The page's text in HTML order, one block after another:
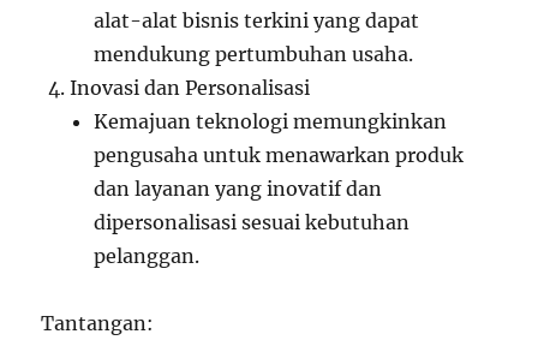
alat-alat bisnis terkini yang dapat
mendukung pertumbuhan usaha.
Inovasi dan Personalisasi
Kemajuan teknologi memungkinkan
pengusaha untuk menawarkan produk
dan layanan yang inovatif dan
dipersonalisasi sesuai kebutuhan
pelanggan.
Tantangan: